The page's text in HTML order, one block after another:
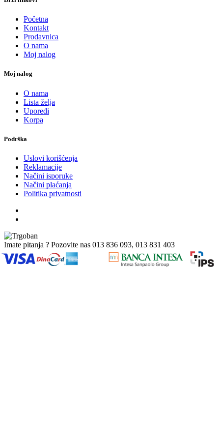
Početna
Kontakt
Prodavnica
O nama
Moj nalog
Moj nalog
O nama
Lista želja
Uporedi
Korpa
Podrška
Uslovi korišćenja
Reklamacije
Načini isporuke
Načini plaćanja
Politika privatnosti
Imate pitanja ? Pozovite nas 013 836 093, 013 831 403